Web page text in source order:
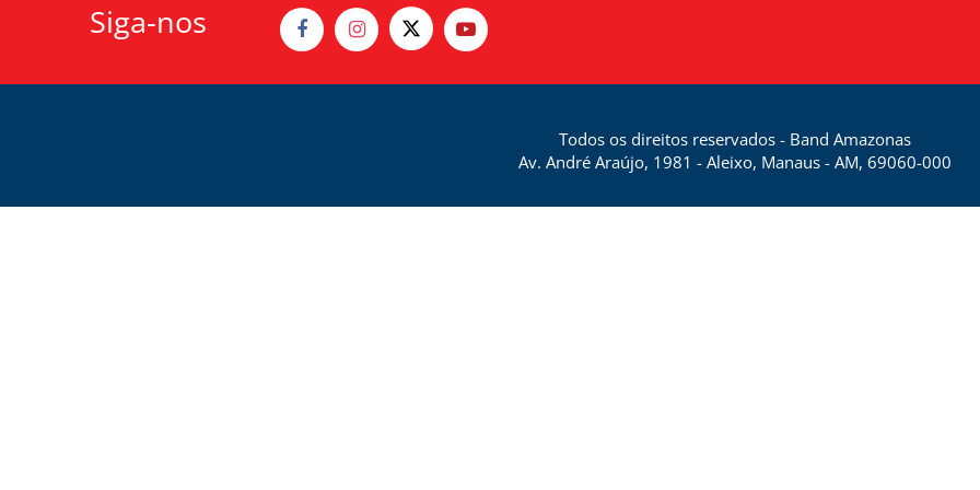
Siga-nos
Todos os direitos reservados - Band Amazonas
Av. André Araújo, 1981 - Aleixo, Manaus - AM, 69060-000